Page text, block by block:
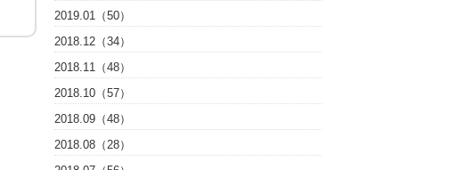
2019.01（50）
2018.12（34）
2018.11（48）
2018.10（57）
2018.09（48）
2018.08（28）